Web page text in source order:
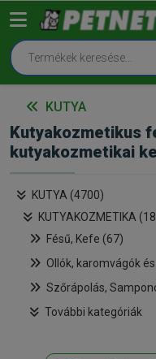
KUTYA
Kutyakozmetikus
kutyakozmetikai
KUTYA (4700)
KUTYAKOZMETIKA
Fésű, Kefe (67)
Ollók, karomvágók
Szőrápolás,
További kategóriák